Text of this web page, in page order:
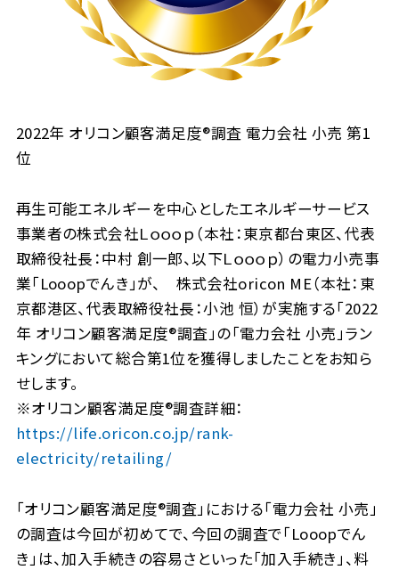
2022年 オリコン顧客満足度®調査 電力会社 小売 第1
位
再生可能エネルギーを中心としたエネルギーサービス
事業者の株式会社Ｌｏｏｏｐ（本社：東京都台東区、代表
取締役社長：中村 創一郎、以下Ｌｏｏｏｐ）の電力小売事
業「Looopでんき」が、 株式会社oricon ME（本社：東
京都港区、代表取締役社長：小池 恒）が実施する「2022
年 オリコン顧客満足度®調査」の「電力会社 小売」ラン
キングにおいて総合第1位を獲得しましたことをお知ら
せします。
※オリコン顧客満足度®調査詳細：
https://life.oricon.co.jp/rank-
electricity/retailing/
「オリコン顧客満足度®調査」における「電力会社 小売」
の調査は今回が初めてで、今回の調査で「Looopでん
き」は、加入手続きの容易さといった「加入手続き」、料